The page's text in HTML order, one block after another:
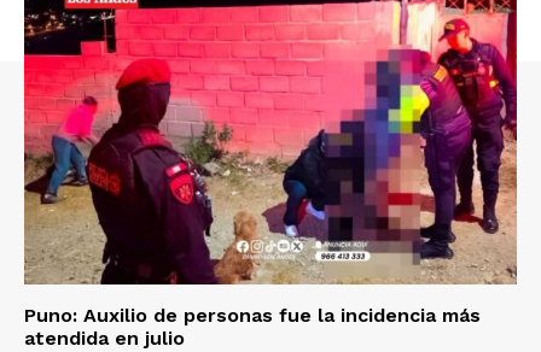
Diario los Andes
Nosotros
Contacto
Prensa
Puno: Auxilio de personas fue la incidencia más
atendida en julio